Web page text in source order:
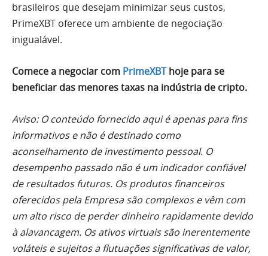
brasileiros que desejam minimizar seus custos,
PrimeXBT oferece um ambiente de negociação
inigualável.
Comece a negociar com PrimeXBThoje para se
beneficiar das menores taxas na indústria de cripto.
Aviso: O conteúdo fornecido aqui é apenas para fins
informativos e não é destinado como
aconselhamento de investimento pessoal. O
desempenho passado não é um indicador confiável
de resultados futuros. Os produtos financeiros
oferecidos pela Empresa são complexos e vêm com
um alto risco de perder dinheiro rapidamente devido
à alavancagem. Os ativos virtuais são inerentemente
voláteis e sujeitos a flutuações significativas de valor,